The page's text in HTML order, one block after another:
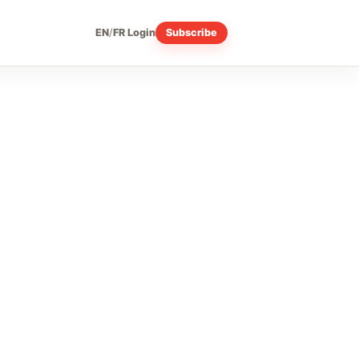
EN/FR Login Subscribe